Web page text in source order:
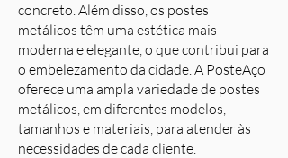
concreto. Além disso, os postes
metálicos têm uma estética mais
moderna e elegante, o que contribui para
o embelezamento da cidade. A PosteAço
oferece uma ampla variedade de postes
metálicos, em diferentes modelos,
tamanhos e materiais, para atender às
necessidades de cada cliente.